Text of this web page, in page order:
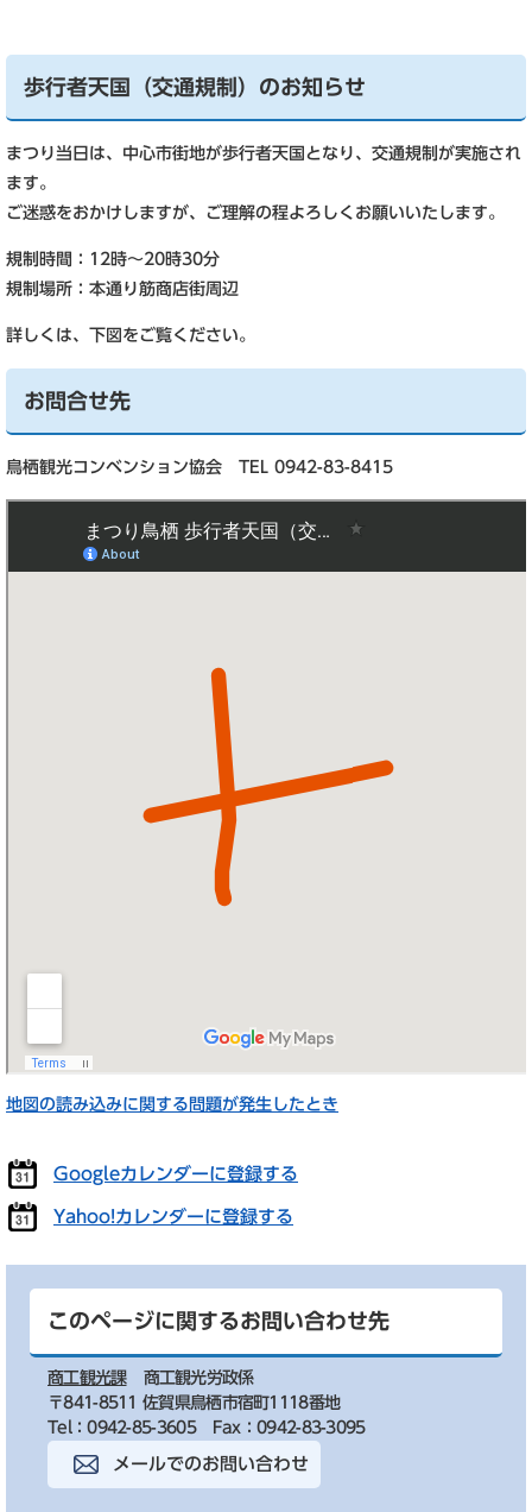
歩行者天国（交通規制）のお知らせ
まつり当日は、中心市街地が歩行者天国となり、交通規制が実施され
ます。
ご迷惑をおかけしますが、ご理解の程よろしくお願いいたします。
規制時間：12時～20時30分
規制場所：本通り筋商店街周辺
詳しくは、下図をご覧ください。
お問合せ先
鳥栖観光コンベンション協会 TEL 0942-83-8415
地図の読み込みに関する問題が発生したとき
Googleカレンダーに登録する
Yahoo!カレンダーに登録する
このページに関するお問い合わせ先
商工観光課
商工観光労政係
〒841-8511 佐賀県鳥栖市宿町1118番地
Tel：0942-85-3605
Fax：0942-83-3095
メールでのお問い合わせ